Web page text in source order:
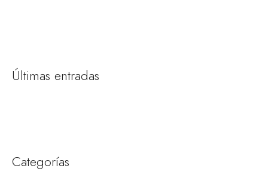
Últimas entradas
Categorías